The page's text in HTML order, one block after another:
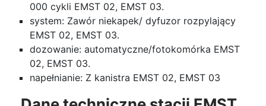
000 cykli EMST 02, EMST 03.
system: Zawór niekapek/ dyfuzor rozpylający
EMST 02, EMST 03.
dozowanie: automatyczne/fotokomórka EMST
02, EMST 03.
napełnianie: Z kanistra EMST 02, EMST 03